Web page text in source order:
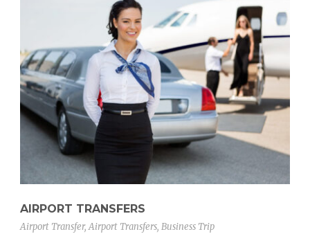
AIRPORT TRANSFERS
Airport Transfer, Airport Transfers, Business Trip